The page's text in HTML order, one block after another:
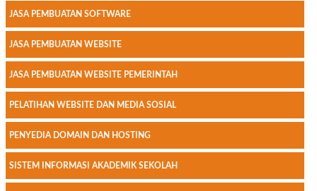
JASA PEMBUATAN SOFTWARE
JASA PEMBUATAN WEBSITE
JASA PEMBUATAN WEBSITE PEMERINTAH
PELATIHAN WEBSITE DAN MEDIA SOSIAL
PENYEDIA DOMAIN DAN HOSTING
SISTEM INFORMASI AKADEMIK SEKOLAH